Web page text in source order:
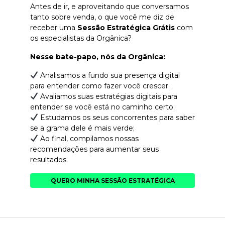
Antes de ir, e aproveitando que conversamos
tanto sobre venda, o que você me diz de
receber uma Sessão Estratégica Grátis com
os especialistas da Orgânica?
Nesse bate-papo, nós da Orgânica:
Analisamos a fundo sua presença digital
para entender como fazer você crescer;
Avaliamos suas estratégias digitais para
entender se você está no caminho certo;
Estudamos os seus concorrentes para saber
se a grama dele é mais verde;
Ao final, compilamos nossas
recomendações para aumentar seus
resultados.
QUERO MINHA SESSÃO ESTRATÉGICA